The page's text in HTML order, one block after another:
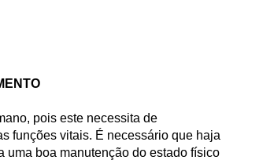
pois este necessita de
funções vitais. É necessário que haja
uma boa manutenção do estado físico